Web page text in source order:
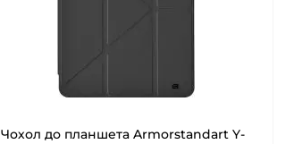
Чохол до планшета Armorstandart Y-